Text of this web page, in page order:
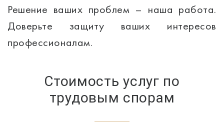
Решение ваших проблем – наша работа.
Доверьте защиту ваших интересов
профессионалам.
Стоимость услуг по
трудовым спорам